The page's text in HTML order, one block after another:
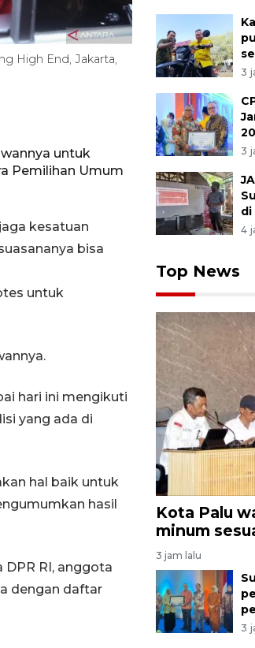
High End, Jakarta,
untuk
Pemilihan Umum
kesatuan
bisa
untuk
hari ini mengikuti
yang ada di
hal baik untuk
hasil
RI, anggota
dengan daftar
3
3
di
4
Top News
Kota Palu
minum
3 jam lalu
3